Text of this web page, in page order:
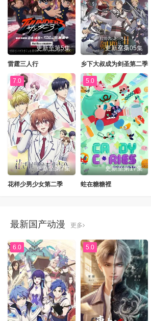
更新至第5集
雷霆三人行
更新至第05集
乡下大叔成为剑圣第二季
7.0
更新至第7集
花样少男少女第二季
5.0
更新至第17集
蛀在糖糖裡
最新国产动漫 更多
6.0 5.0